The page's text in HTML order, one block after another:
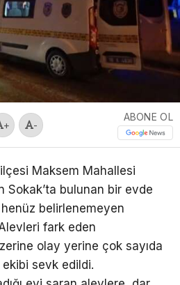
+ -
ABONE OL
ilçesi Maksem Mahallesi
Sokak’ta bulunan bir evde
henüz belirlenemeyen
fark eden
olay yerine çok sayıda
sevk edildi.